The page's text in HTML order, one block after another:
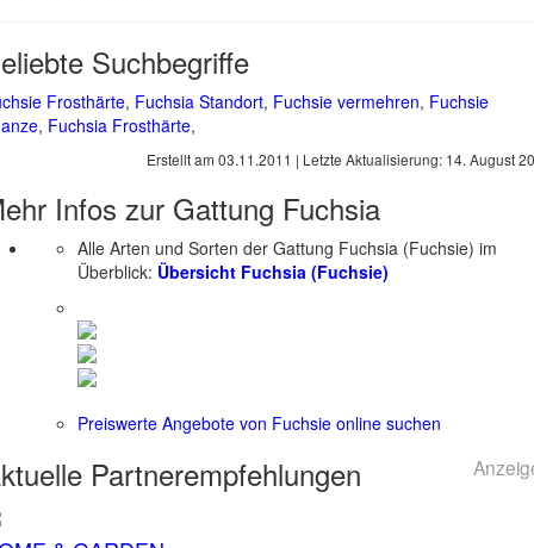
Suchbegriffe
Frosthärte, Fuchsia Standort, Fuchsie vermehren, Fuchsie
, Fuchsia Frosthärte,
Erstellt am 03.11.2011 | Letzte Aktualisierung: 14. August
Infos zur Gattung Fuchsia
Alle Arten und Sorten der Gattung Fuchsia (Fuchsie) im
Überblick: Übersicht Fuchsia (Fuchsie)
Preiswerte Angebote von Fuchsie online suchen
Partnerempfehlungen